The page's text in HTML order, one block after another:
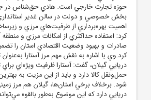
حوزه تجارت خارجي است. هادي حق‌شناس در
بخش خصوصي و دولت در سالن غدير استانداري
اهميت بهره‌برداري از ظرفيت‌هاي مرزي و
کرد: استفاده حداکثري از امکانات مرزي و منطقه
صادرات و بهبود وضعيت اقتصادي استان را
کرد.وي با اشاره به نقش مهم مرز آستارا به‌عنوان
دريايي گيلان، گفت: آستارا ظرفيت ويژه‌اي
حمل‌ونقل کالا دارد و بايد از اين مزيت به
شود. برخلاف برخي استان‌ها، گيلان هم مرز
دريايي دارد که اين موضوع به‌طور بالقوه